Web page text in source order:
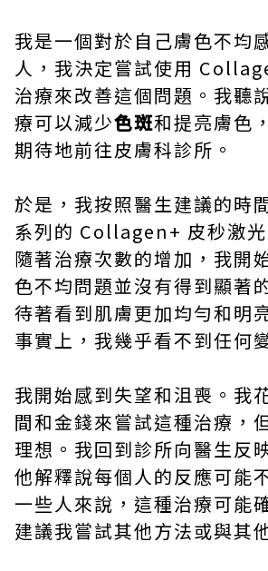
我是一個對於自己膚色不均
人，我決定嘗試使用
治療來改善這個問題。我聽
療可以減少色斑和提亮膚色
期待地前往皮膚科診所。
於是，我按照醫生建議的時
系列的 Collagen+ 皮秒激光
隨著治療次數的增加，我開
色不均問題並沒有得到顯著
待著看到肌膚更加均勻和明
事實上，我幾乎看不到任何
我開始感到失望和沮喪。我
間和金錢來嘗試這種治療，
理想。我回到診所向醫生反
他解釋說每個人的反應可能
一些人來說，這種治療可能
建議我嘗試其他方法或與其